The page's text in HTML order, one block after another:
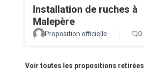
Installation de ruches à
Malepère
Proposition officielle 0
Voir toutes les propositions retirées